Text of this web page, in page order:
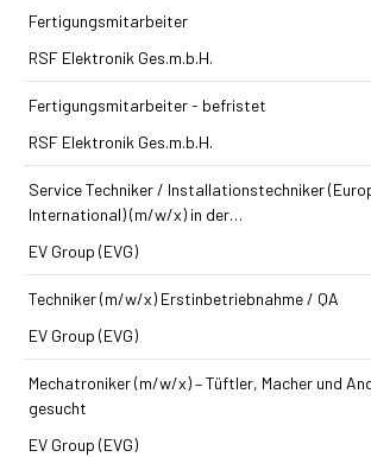
Fertigungsmitarbeiter
RSF Elektronik Ges.m.b.H.
Fertigungsmitarbeiter - befristet
RSF Elektronik Ges.m.b.H.
Service Techniker / Installations­techniker
International) (m/w/x) in der…
EV Group (EVG)
Techniker (m/w/x) Erst­inbetriebnahme / QA
EV Group (EVG)
Mechatroniker (m/w/x) – Tüftler, Macher und
gesucht
EV Group (EVG)